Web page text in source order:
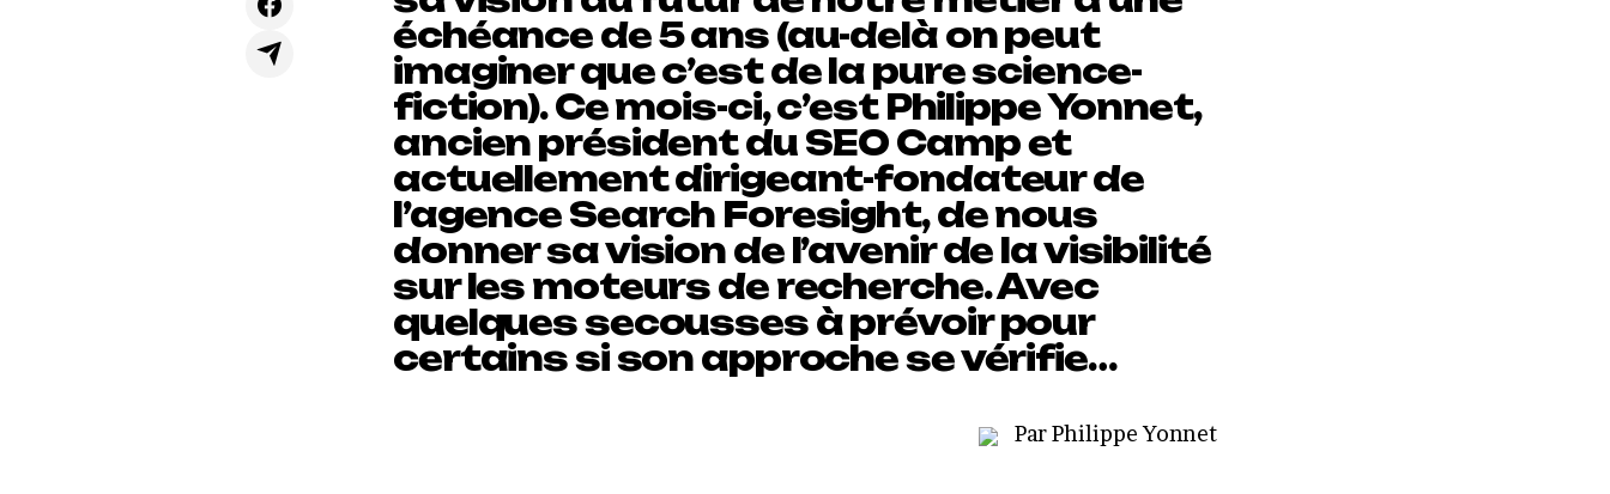
échéance de 5 ans (au-delà on peut
imaginer que c’est de la pure science-
fiction). Ce mois-ci, c’est Philippe Yonnet,
ancien président du SEO Camp et
actuellement dirigeant-fondateur de
l’agence Search Foresight, de nous
donner sa vision de l’avenir de la visibilité
sur les moteurs de recherche. Avec
quelques secousses à prévoir pour
certains si son approche se vérifie…
Par Philippe Yonnet